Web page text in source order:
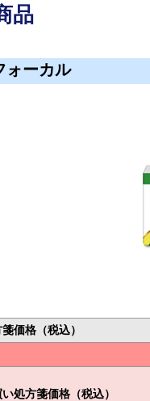
品
ォーカル
価格（税込）
処方箋価格（税込）